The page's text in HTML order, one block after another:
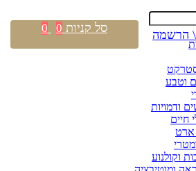
וטבע
ודמויות
חיים
ארט
וקולנוע
הרשמה סל קניות 0
0